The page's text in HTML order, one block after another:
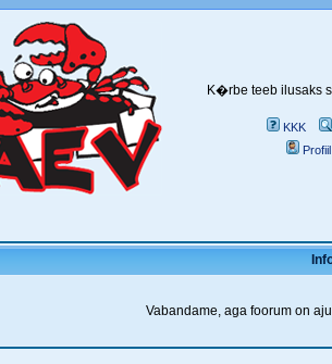
K�rbe teeb ilusaks
KKK
Profiil
Vabandame, aga foorum on